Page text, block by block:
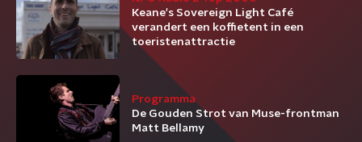
Keane's Sovereign Light Café
verandert een koffietent in een
toeristenattractie
Programma
De Gouden Strot van Muse-frontman
Matt Bellamy